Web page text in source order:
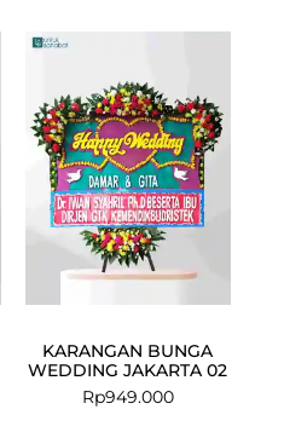
KARANGAN BUNGA
WEDDING JAKARTA 02
Rp949.000